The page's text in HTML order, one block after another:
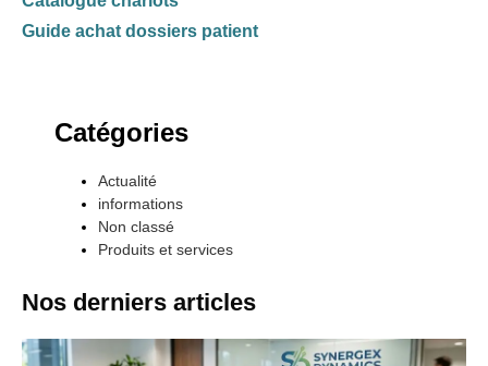
Guide achat dossiers patient
Catégories
Actualité
informations
Non classé
Produits et services
Nos derniers articles